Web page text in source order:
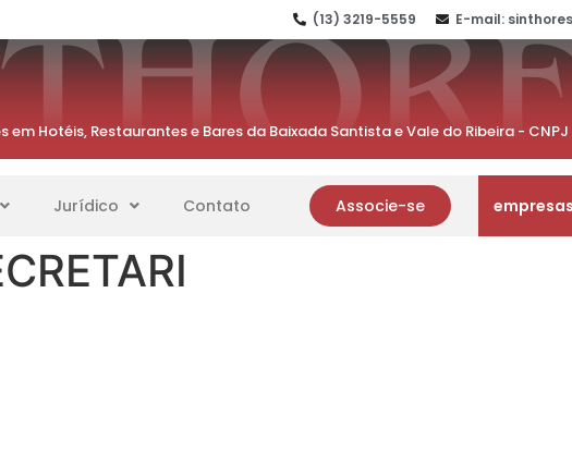
(13) 3219-5559 E-mail:
Hotéis, Restaurantes e Bares da Baixada Santista e Vale do Ribeira -
Jurídico Contato Associe-se